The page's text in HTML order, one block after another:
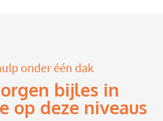
onder één dak
bijles in
op deze niveaus